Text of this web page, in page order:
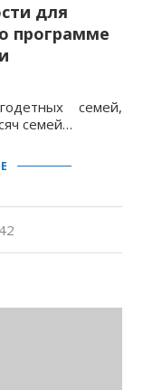
для
программе
семей,
семей…